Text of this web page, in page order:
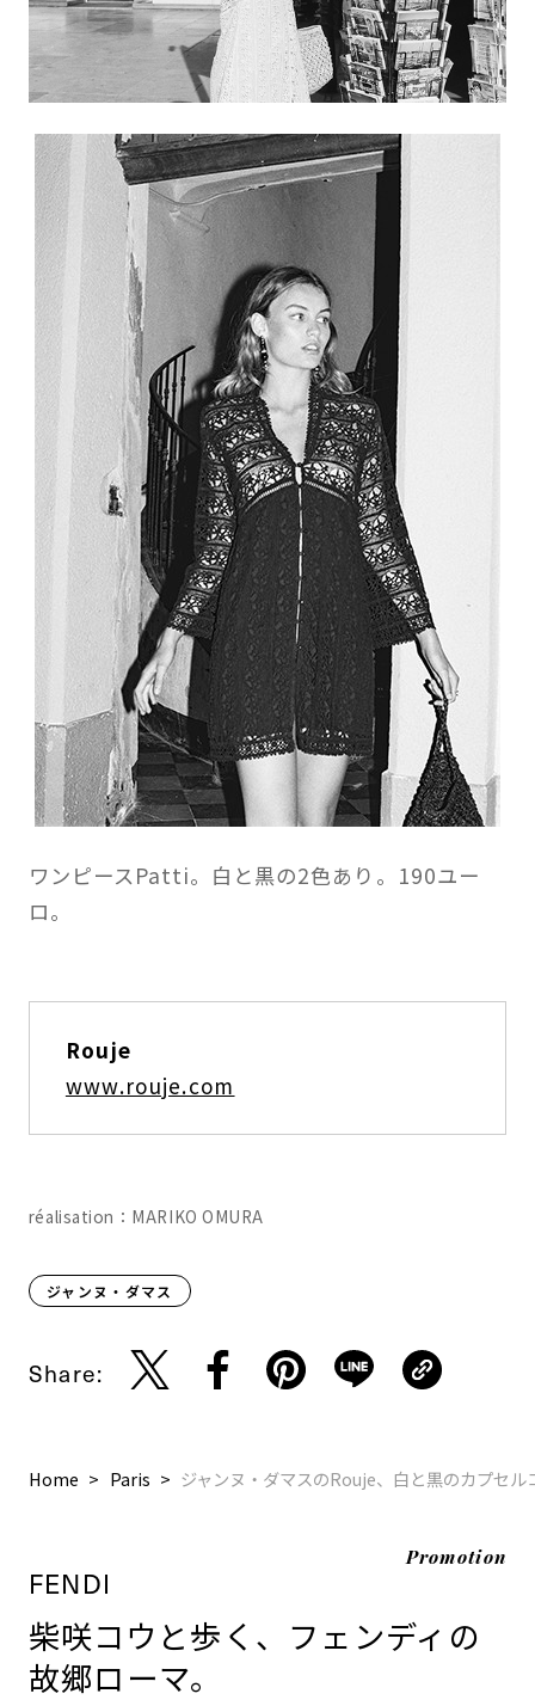
ワンピースPatti。白と黒の2色あり。190ユー
ロ。
Rouje
www.rouje.com
réalisation：MARIKO OMURA
ジャンヌ・ダマス
Share:
Home Paris ジャンヌ・ダマスのRouje、白と黒のカプセル
Promotion
FENDI
柴咲コウと歩く、フェンディの
故郷ローマ。